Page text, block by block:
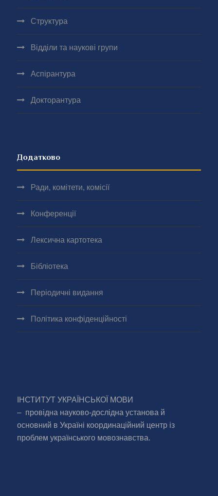
Структура
Відділи та наукові групи
Аспірантура
Докторантура
Додатково
Ради, комітети, комісії
Конференції
Лексична картотека
Бібліотека
Періодичні видання
Політика конфіденційності
ІНСТИТУТ УКРАЇНСЬКОЇ МОВИ
– провідна науково-дослідна установа й
основний в Україні координаційний центр із
проблем українського мовознавства.